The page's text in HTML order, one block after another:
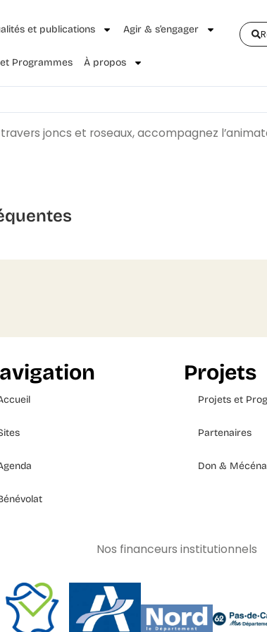
et publications Agir & s’engager
Programmes À propos
joncs et roseaux, accompagnez
Projets
Projets et
Partenaires
Don &
Nos financeurs institutionnels